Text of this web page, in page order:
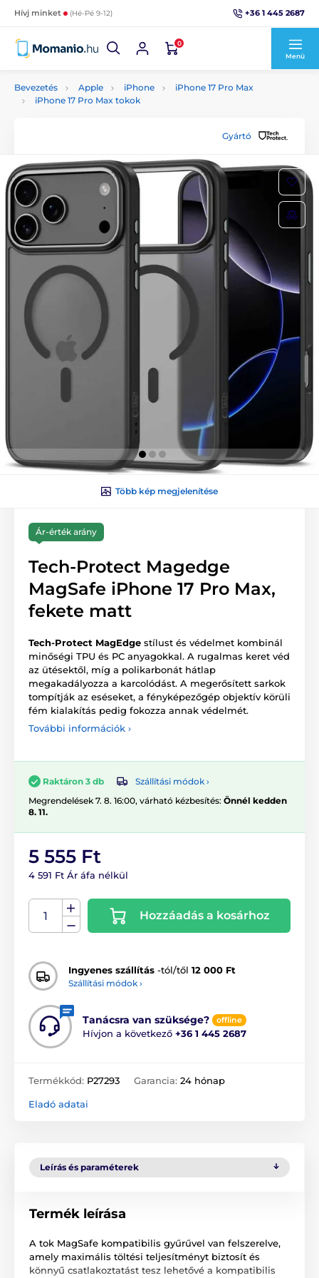
Hívj minket (Hé-Pé 9-12) +36 1 445 2687
0
Menü
Bevezetés Apple iPhone
iPhone 17 Pro Max
iPhone 17 Pro Max tokok
Gyártó
Több kép megjelenítése
Ár-érték arány
Tech-Protect Magedge
MagSafe iPhone 17 Pro Max,
fekete matt
Tech-Protect MagEdge stílust és védelmet kombinál
minőségi TPU és PC anyagokkal. A rugalmas keret véd
az ütésektől, míg a polikarbonát hátlap
megakadályozza a karcolódást. A megerősített sarkok
tompítják az eséseket, a fényképezőgép objektív körüli
fém kialakítás pedig fokozza annak védelmét.
További információk ›
Raktáron 3 db
Szállítási módok ›
Megrendelések 7. 8. 16:00, várható kézbesítés: Önnél kedden
8. 11.
5 555 Ft
4 591 Ft Ár áfa nélkül
Hozzáadás a kosárhoz
Ingyenes szállítás -tól/től 12 000 Ft
Szállítási módok ›
Tanácsra van szüksége? offline
Hívjon a következő +36 1 445 2687
Termékkód: P27293 Garancia: 24 hónap
Eladó adatai
Leírás és paraméterek
Termék leírása
A tok MagSafe kompatibilis gyűrűvel van felszerelve,
amely maximális töltési teljesítményt biztosít és
könnyű csatlakoztatást tesz lehetővé a kompatibilis